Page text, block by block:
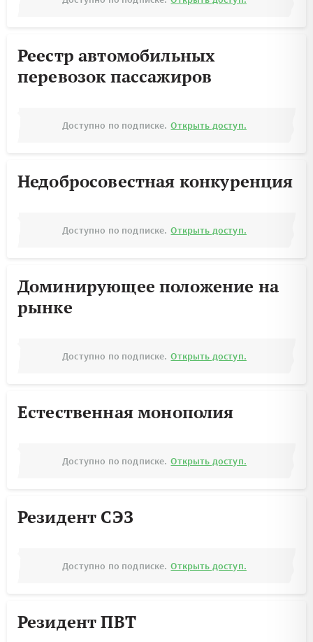
Реестр автомобильных
перевозок пассажиров
Доступно по подписке. Открыть доступ.
Недобросовестная конкуренция
Доступно по подписке. Открыть доступ.
Доминирующее положение на
рынке
Доступно по подписке. Открыть доступ.
Естественная монополия
Доступно по подписке. Открыть доступ.
Резидент СЭЗ
Доступно по подписке. Открыть доступ.
Резидент ПВТ